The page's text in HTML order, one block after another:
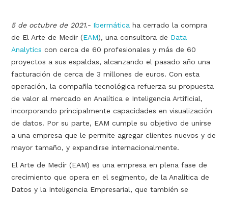
5 de octubre de 2021.- Ibermática ha cerrado la compra
de El Arte de Medir (EAM), una consultora de Data
Analytics con cerca de 60 profesionales y más de 60
proyectos a sus espaldas, alcanzando el pasado año una
facturación de cerca de 3 millones de euros. Con esta
operación, la compañía tecnológica refuerza su propuesta
de valor al mercado en Analítica e Inteligencia Artificial,
incorporando principalmente capacidades en visualización
de datos. Por su parte, EAM cumple su objetivo de unirse
a una empresa que le permite agregar clientes nuevos y de
mayor tamaño, y expandirse internacionalmente.
El Arte de Medir (EAM) es una empresa en plena fase de
crecimiento que opera en el segmento, de la Analítica de
Datos y la Inteligencia Empresarial, que también se